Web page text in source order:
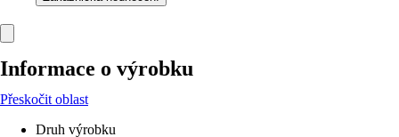
Informace o výrobku
Přeskočit oblast
Druh výrobku